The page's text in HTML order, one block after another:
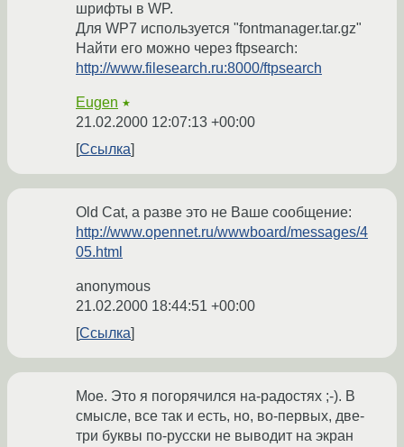
шрифты в WP.
Для WP7 используется "fontmanager.tar.gz"
Найти его можно через ftpsearch:
http://www.filesearch.ru:8000/ftpsearch
Eugen ★
21.02.2000 12:07:13 +00:00
Ссылка
Old Cat, а разве это не Ваше сообщение:
http://www.opennet.ru/wwwboard/messages/4
05.html
anonymous
21.02.2000 18:44:51 +00:00
Ссылка
Мое. Это я погорячился на-радостях ;-). В
смысле, все так и есть, но, во-первых, две-
три буквы по-русски не выводит на экран